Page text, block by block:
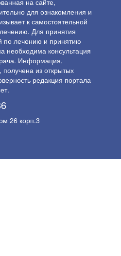
на сайте,
для ознакомления и
к самостоятельной
Для принятия
по лечению и принятию
необходима консультация
Информация,
из открытых
редакция портала
26 корп.3